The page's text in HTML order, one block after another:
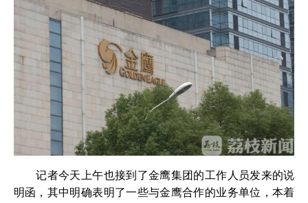
记者今天上午也接到了金鹰集团的工作人员发来的说
明函，其中明确表明了一些与金鹰合作的业务单位，本着